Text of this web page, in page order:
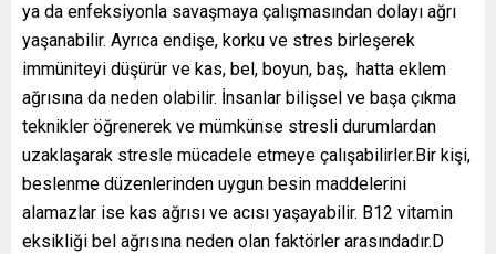
ya da enfeksiyonla savaşmaya çalışmasından dolayı ağrı
yaşanabilir. Ayrıca endişe, korku ve stres birleşerek
immüniteyi düşürür ve kas, bel, boyun, baş, hatta eklem
ağrısına da neden olabilir. İnsanlar bilişsel ve başa çıkma
teknikler öğrenerek ve mümkünse stresli durumlardan
uzaklaşarak stresle mücadele etmeye çalışabilirler.Bir kişi,
beslenme düzenlerinden uygun besin maddelerini
alamazlar ise kas ağrısı ve acısı yaşayabilir. B12 vitamin
eksikliği bel ağrısına neden olan faktörler arasındadır.D